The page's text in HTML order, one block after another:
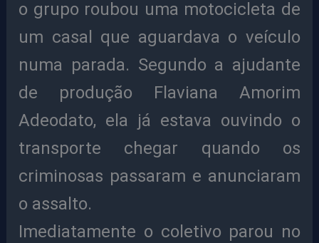
o grupo roubou uma motocicleta de
um casal que aguardava o veículo
numa parada. Segundo a ajudante
de produção Flaviana Amorim
Adeodato, ela já estava ouvindo o
transporte chegar quando os
criminosas passaram e anunciaram
o assalto.
Imediatamente o coletivo parou no